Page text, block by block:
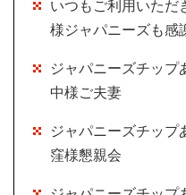
いつもご利用いただ
様ジャパニーズも感
ジャパニーズチップ
中様ご夫妻
ジャパニーズチッ
窪様懇親会